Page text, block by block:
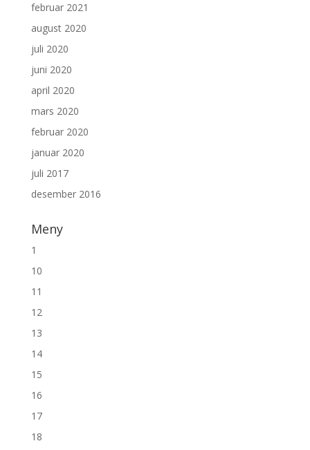
februar 2021
august 2020
juli 2020
juni 2020
april 2020
mars 2020
februar 2020
januar 2020
juli 2017
desember 2016
Meny
1
10
11
12
13
14
15
16
17
18